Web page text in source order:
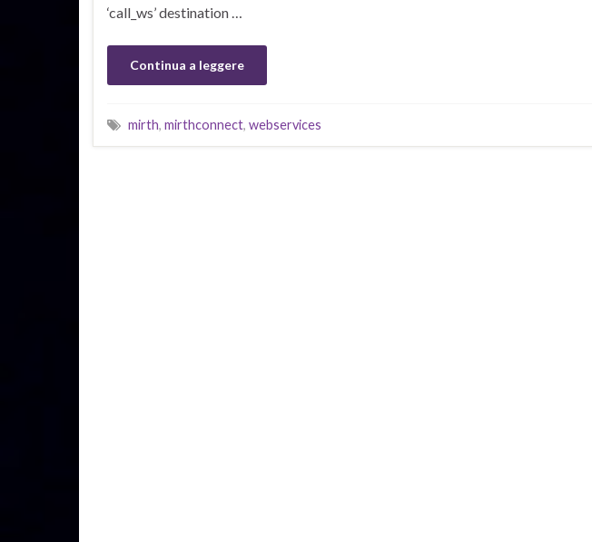
‘call_ws’ destination …
Continua a leggere
mirth, mirthconnect, webservices